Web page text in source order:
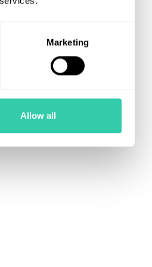
Marketing
Allow all